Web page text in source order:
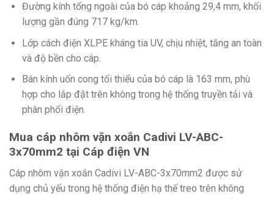
Đường kính tổng ngoài của bó cáp khoảng 29,4 mm, khối
lượng gần đúng 717 kg/km.
Lớp cách điện XLPE kháng tia UV, chịu nhiệt, tăng an toàn
và độ bền cho cáp.
Bán kính uốn cong tối thiểu của bó cáp là 163 mm, phù
hợp cho lắp đặt trên không trong hệ thống truyền tải và
phân phối điện.
Mua cáp nhôm vặn xoắn Cadivi LV-ABC-
3x70mm2 tại Cáp điện VN
Cáp nhôm vặn xoắn Cadivi LV-ABC-3x70mm2 được sử
dụng chủ yếu trong hệ thống điện hạ thế treo trên không